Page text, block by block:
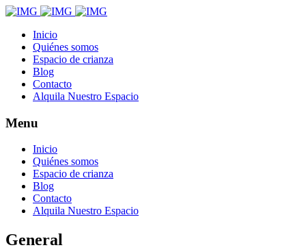
Inicio
Quiénes somos
Espacio de crianza
Blog
Contacto
Alquila Nuestro Espacio
Menu
Inicio
Quiénes somos
Espacio de crianza
Blog
Contacto
Alquila Nuestro Espacio
General